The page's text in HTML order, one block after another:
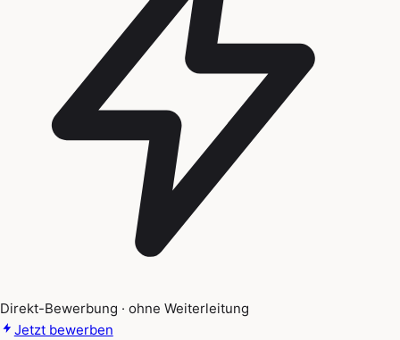
Direkt-Bewerbung · ohne Weiterleitung
Jetzt bewerben